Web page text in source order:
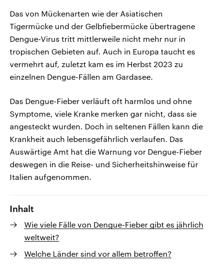
Das von Mückenarten wie der Asiatischen
Tigermücke und der Gelbfiebermücke übertragene
Dengue-Virus tritt mittlerweile nicht mehr nur in
tropischen Gebieten auf. Auch in Europa taucht es
vermehrt auf, zuletzt kam es im Herbst 2023 zu
einzelnen Dengue-Fällen am Gardasee.
Das Dengue-Fieber verläuft oft harmlos und ohne
Symptome, viele Kranke merken gar nicht, dass sie
angesteckt wurden. Doch in seltenen Fällen kann die
Krankheit auch lebensgefährlich verlaufen. Das
Auswärtige Amt hat die Warnung vor Dengue-Fieber
deswegen in die Reise- und Sicherheitshinweise für
Italien aufgenommen.
Inhalt
Wie viele Fälle von Dengue-Fieber gibt es jährlich
weltweit?
Welche Länder sind vor allem betroffen?